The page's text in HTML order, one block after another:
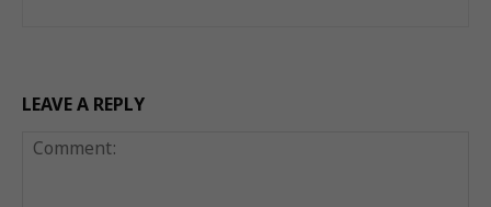
LEAVE A REPLY